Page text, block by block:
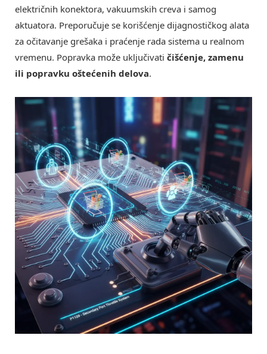
električnih konektora, vakuumskih creva i samog
aktuatora. Preporučuje se korišćenje dijagnostičkog alata
za očitavanje grešaka i praćenje rada sistema u realnom
vremenu. Popravka može uključivati čišćenje, zamenu
ili popravku oštećenih delova.